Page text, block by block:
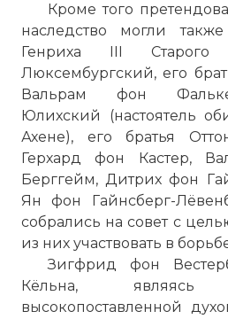
Кроме того
наследство могли
Генриха III
Люксембургский, его
Вальрам фон
Юлихский (настоятель
Ахене), его братья
Герхард фон Кастер,
Берггейм, Дитрих фон
Ян фон Гайнсберг-
собрались на совет с
из них участвовать в
Зигфрид фон
Кёльна,
высокопоставленной